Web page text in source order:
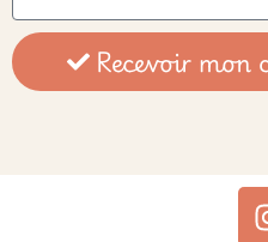
Recevoir mon